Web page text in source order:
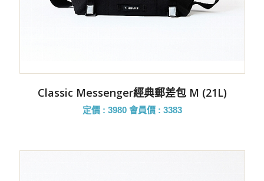
Classic Messenger經典郵差包 M (21L)
定價 : 3980 會員價 : 3383